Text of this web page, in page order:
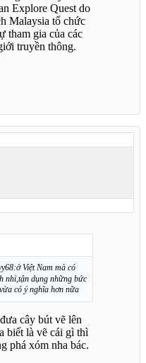
Explore Quest do
Malaysia tổ chức
tham gia của các
truyền thông.
ở Việt Nam mà có
nhỉ,tận dụng những bức
có ý nghĩa hơn nữa
cây bút vẽ lên
biết là vẽ cái gì thì
phá xóm nha bác.